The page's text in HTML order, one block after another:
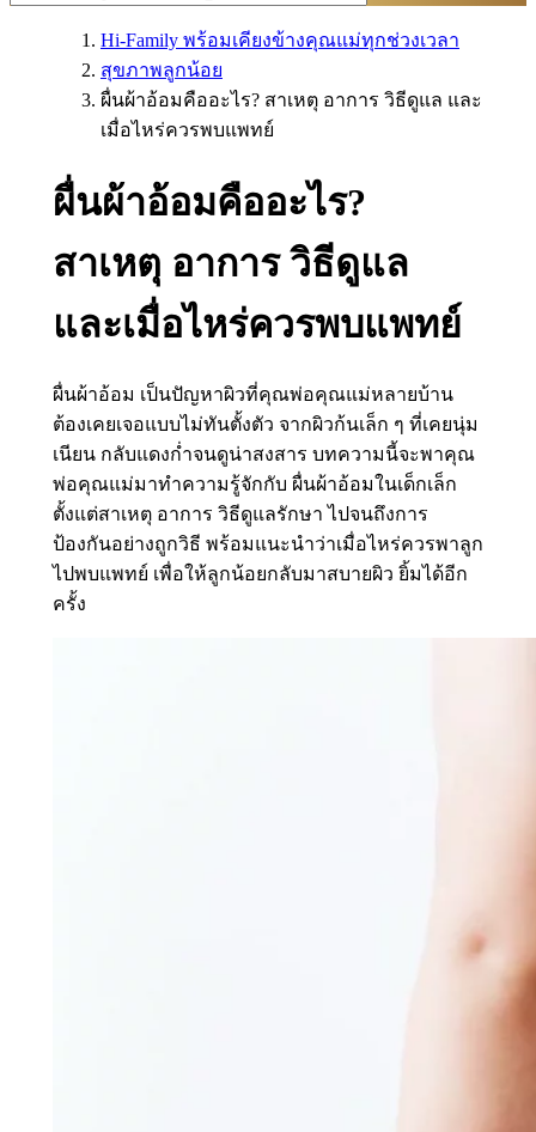
Hi-Family พร้อมเคียงข้างคุณแม่ทุกช่วงเวลา
สุขภาพลูกน้อย
ผื่นผ้าอ้อมคืออะไร? สาเหตุ อาการ วิธีดูแล และ
เมื่อไหร่ควรพบแพทย์
ผื่นผ้าอ้อมคืออะไร?
สาเหตุ อาการ วิธีดูแล
และเมื่อไหร่ควรพบแพทย์
ผื่นผ้าอ้อม เป็นปัญหาผิวที่คุณพ่อคุณแม่หลายบ้าน
ต้องเคยเจอแบบไม่ทันตั้งตัว จากผิวก้นเล็ก ๆ ที่เคยนุ่ม
เนียน กลับแดงก่ำจนดูน่าสงสาร บทความนี้จะพาคุณ
พ่อคุณแม่มาทำความรู้จักกับ ผื่นผ้าอ้อมในเด็กเล็ก
ตั้งแต่สาเหตุ อาการ วิธีดูแลรักษา ไปจนถึงการ
ป้องกันอย่างถูกวิธี พร้อมแนะนำว่าเมื่อไหร่ควรพาลูก
ไปพบแพทย์ เพื่อให้ลูกน้อยกลับมาสบายผิว ยิ้มได้อีก
ครั้ง